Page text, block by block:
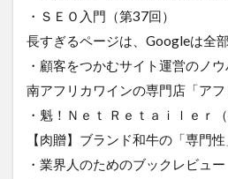
・ＳＥＯ入門（第37回）
長すぎるページは、Googleは全
・顧客をつかむサイト運営のノウ
南アフリカワインの専門店「アフ
・魁！Ｎｅｔ Ｒｅｔａｉｌｅｒ
【肉贈】ブランド和牛の「専門
・業界人のためのブックレビュー